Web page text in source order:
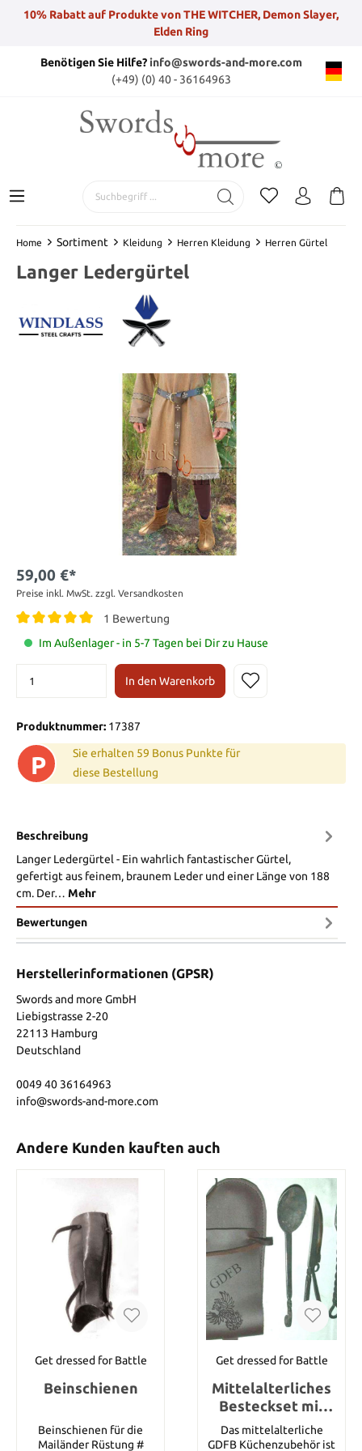
10% Rabatt auf Produkte von THE WITCHER, Demon Slayer,
Elden Ring
Benötigen Sie Hilfe?info@swords-and-more.com
(+49) (0) 40 - 36164963
Home Sortiment Kleidung Herren Kleidung Herren Gürtel
Langer Ledergürtel
59,00 €*
Preise inkl. MwSt. zzgl. Versandkosten
1 Bewertung
Im Außenlager - in 5-7 Tagen bei Dir zu Hause
In den Warenkorb
Produktnummer: 17387
P
Sie erhalten 59 Bonus Punkte für
diese Bestellung
Beschreibung
Langer Ledergürtel - Ein wahrlich fantastischer Gürtel,
gefertigt aus feinem, braunem Leder und einer Länge von 188
cm. Der… Mehr
Bewertungen
Herstellerinformationen (GPSR)
Swords and more GmbH
Liebigstrasse 2-20
22113 Hamburg
Deutschland
0049 40 36164963
info@swords-and-more.com
Andere Kunden kauften auch
Get dressed for Battle
Beinschienen
Beinschienen für die
Mailänder Rüstung #
Get dressed for Battle
Mittelalterliches
Besteckset mit
Lederetui
Das mittelalterliche
GDFB Küchenzubehör ist